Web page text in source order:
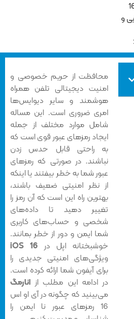
محافظت از حریم خصوصی و
امنیت دیجیتالی تلفن همراه
هوشمند و سایر دیوایس‌ها
امری ضروری است. این مساله
شامل موارد مختلف از جمله
ایجاد رمزهای عبور قوی است که
به راحتی قابل حدس زدن
نباشند. در صورتی که رمزهای
عبور شما به خطر بیفتند یا اینکه
از نظر امنیتی ضعیف باشند،
بهترین راه این است که آن رمز را
تغییر دهید تا داده‌های
شخصی و حساب‌های کاربری
شما ایمن و دور از خطر بمانند.
خوشبختانه اپل در iOS 16
ویژگی‌های امنیتی جدیدی را
برای آیفون شما ارائه کرده است.
در ادامه این مطلب ازانارمگ
می‌بینید که چگونه در آی او اس
16 رمزهای عبور نا ایمن را